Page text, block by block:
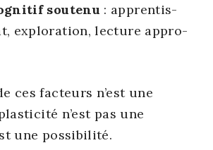
sou­te­nu : appren­tis­
explo­ra­tion, lec­ture appro­
ces fac­teurs n’est une
n’est pas une
une pos­si­bi­li­té.